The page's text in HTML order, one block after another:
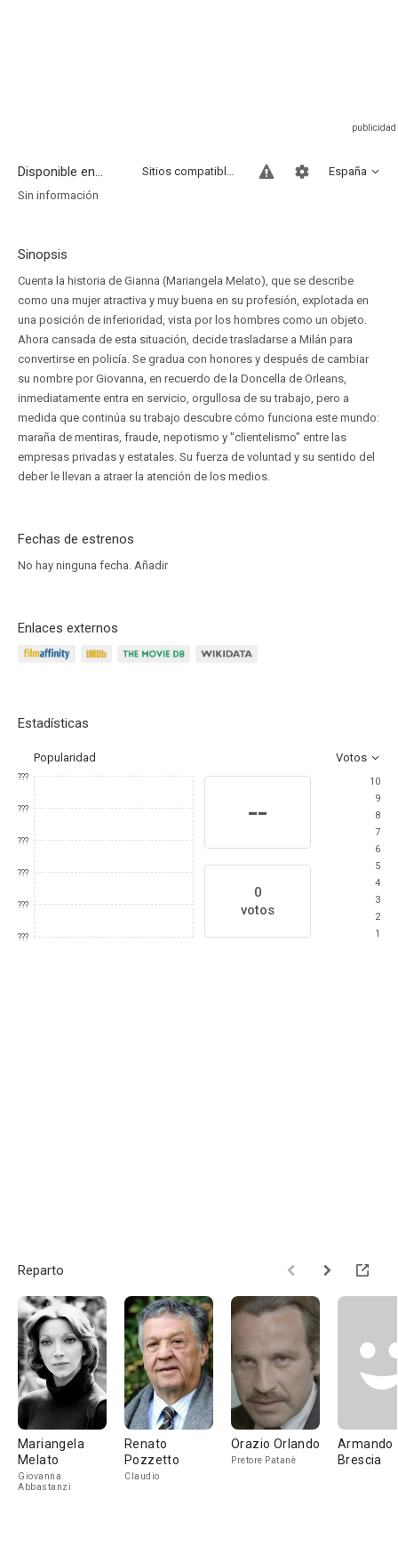
Disponible en... España
Sitios compatibles
Sin información
Sinopsis
Cuenta la historia de Gianna (Mariangela Melato), que se describe
como una mujer atractiva y muy buena en su profesión, explotada en
una posición de inferioridad, vista por los hombres como un objeto.
Ahora cansada de esta situación, decide trasladarse a Milán para
convertirse en policía. Se gradua con honores y después de cambiar
su nombre por Giovanna, en recuerdo de la Doncella de Orleans,
inmediatamente entra en servicio, orgullosa de su trabajo, pero a
medida que continúa su trabajo descubre cómo funciona este mundo:
maraña de mentiras, fraude, nepotismo y "clientelismo" entre las
empresas privadas y estatales. Su fuerza de voluntad y su sentido del
deber le llevan a atraer la atención de los medios.
Fechas de estrenos
No hay ninguna fecha. Añadir
Enlaces externos
Estadísticas
Popularidad Votos
???
???
???
???
???
???
--
0
votos
10
9
8
7
6
5
4
3
2
1
Reparto
Mariangela
Melato
Giovanna
Abbastanzi
Renato
Pozzetto
Claudio
Orazio Orlando
Pretore Patanè
Armando
Brescia